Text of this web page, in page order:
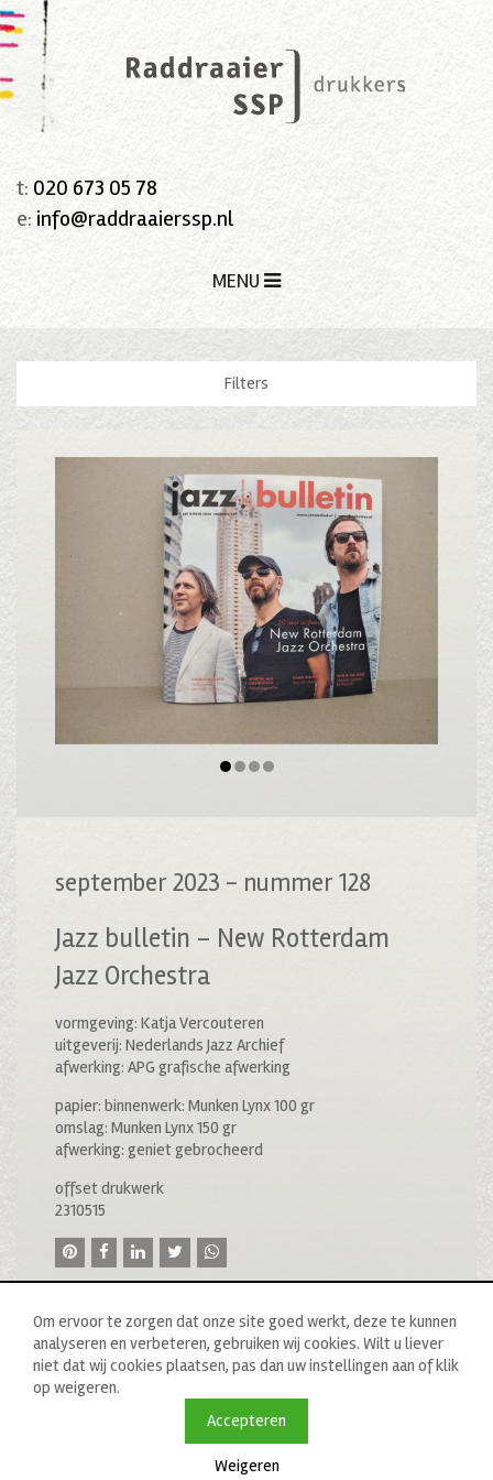
t: 020 673 05 78
e: info@raddraaierssp.nl
MENU
Filters
september 2023 - nummer 128
Jazz bulletin – New Rotterdam
Jazz Orchestra
vormgeving: Katja Vercouteren
uitgeverij: Nederlands Jazz Archief
afwerking: APG grafische afwerking
papier: binnenwerk: Munken Lynx 100 gr
omslag: Munken Lynx 150 gr
afwerking: geniet gebrocheerd
offset drukwerk
2310515
© 2020 drukkerij raddraaier b.v., van ostadestraat 233b, 1073
tn amsterdam, t: 020 673 05 78, f: 020 676 71 00,
info@raddraaierssp.nl
Om ervoor te zorgen dat onze site goed werkt, deze te kunnen
analyseren en verbeteren, gebruiken wij cookies. Wilt u liever
niet dat wij cookies plaatsen, pas dan uw instellingen aan of klik
op weigeren.
Accepteren
Weigeren